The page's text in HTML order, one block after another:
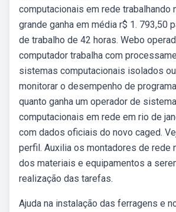
computacionais em rede trabalhando
grande ganha em média r$ 1. 793,50
de trabalho de 42 horas. Webo
computador trabalha com
sistemas computacionais isolados
monitorar o desempenho de
quanto ganha um operador de
computacionais em rede em rio de
com dados oficiais do novo caged.
perfil. Auxilia os montadores de rede
dos materiais e equipamentos a
realização das tarefas.
Ajuda na instalação das ferragens e